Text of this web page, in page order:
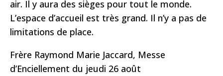
air. Il y aura des sièges pour tout le monde.
L’espace d’accueil est très grand. Il n’y a pas de
limitations de place.
Frère Raymond Marie Jaccard, Messe
d’Enciellement du jeudi 26 août